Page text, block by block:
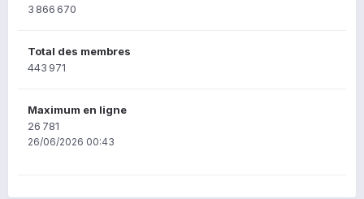
3 866 670
Total des membres
443 971
Maximum en ligne
26 781
26/06/2026 00:43